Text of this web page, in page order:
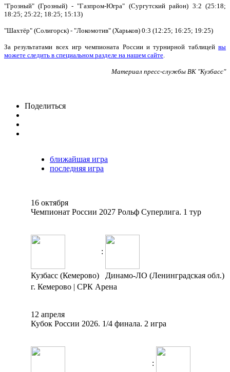
"Грозный" (Грозный) - "Газпром-Югра" (Сургутский район) 3:2 (25:18;
18:25; 25:22; 18:25; 15:13)
"Шахтёр" (Солигорск) - "Локомотив" (Харьков) 0:3 (12:25; 16:25; 19:25)
За результатами всех игр чемпионата России и турнирной таблицей вы
можете следить в специальном разделе на нашем сайте.
Материал пресс-службы ВК "Кузбасс"
Поделиться
ближайшая игра
последняя игра
16 октября
Чемпионат России 2027 Рольф Суперлига. 1 тур
:
Кузбасс (Кемерово)
Динамо-ЛО (Ленинградская обл.)
г. Кемерово | СРК Арена
12 апреля
Кубок России 2026. 1/4 финала. 2 игра
: